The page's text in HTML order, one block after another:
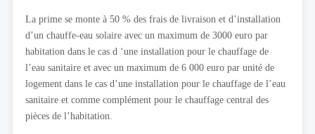
La prime se monte à 50 % des frais de livraison et d’installation
d’un chauffe-eau solaire avec un maximum de 3000 euro par
habitation dans le cas d ‘une installation pour le chauffage de
l’eau sanitaire et avec un maximum de 6 000 euro par unité de
logement dans le cas d’une installation pour le chauffage de l’eau
sanitaire et comme complément pour le chauffage central des
pièces de l’habitation.